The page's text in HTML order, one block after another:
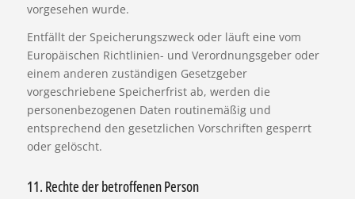
vorgesehen wurde.
Entfällt der Speicherungszweck oder läuft eine vom
Europäischen Richtlinien- und Verordnungsgeber oder
einem anderen zuständigen Gesetzgeber
vorgeschriebene Speicherfrist ab, werden die
personenbezogenen Daten routinemäßig und
entsprechend den gesetzlichen Vorschriften gesperrt
oder gelöscht.
11. Rechte der betroffenen Person